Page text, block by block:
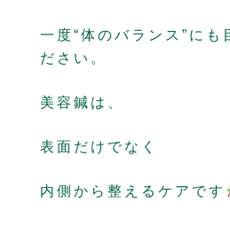
一度“体のバランス”にも
ださい。
美容鍼は、
表面だけでなく
内側から整えるケアです